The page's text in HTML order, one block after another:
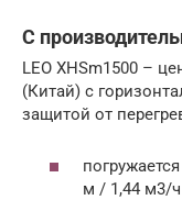
C
LEO XHSm1500 –
(Китай) с
защитой от
м / 1,44 м3/